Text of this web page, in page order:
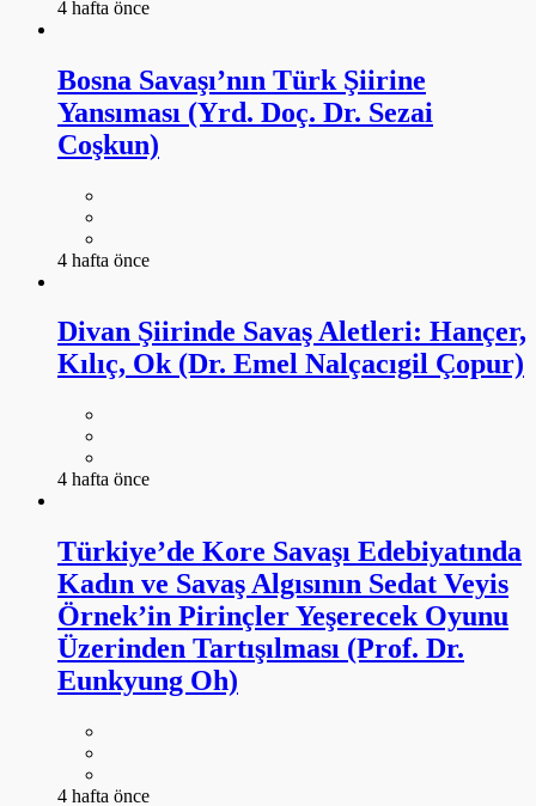
4 hafta önce
Bosna Savaşı’nın Türk Şiirine
Yansıması (Yrd. Doç. Dr. Sezai
Coşkun)
4 hafta önce
Divan Şiirinde Savaş Aletleri: Hançer,
Kılıç, Ok (Dr. Emel Nalçacıgil Çopur)
4 hafta önce
Türkiye’de Kore Savaşı Edebiyatında
Kadın ve Savaş Algısının Sedat Veyis
Örnek’in Pirinçler Yeşerecek Oyunu
Üzerinden Tartışılması (Prof. Dr.
Eunkyung Oh)
4 hafta önce